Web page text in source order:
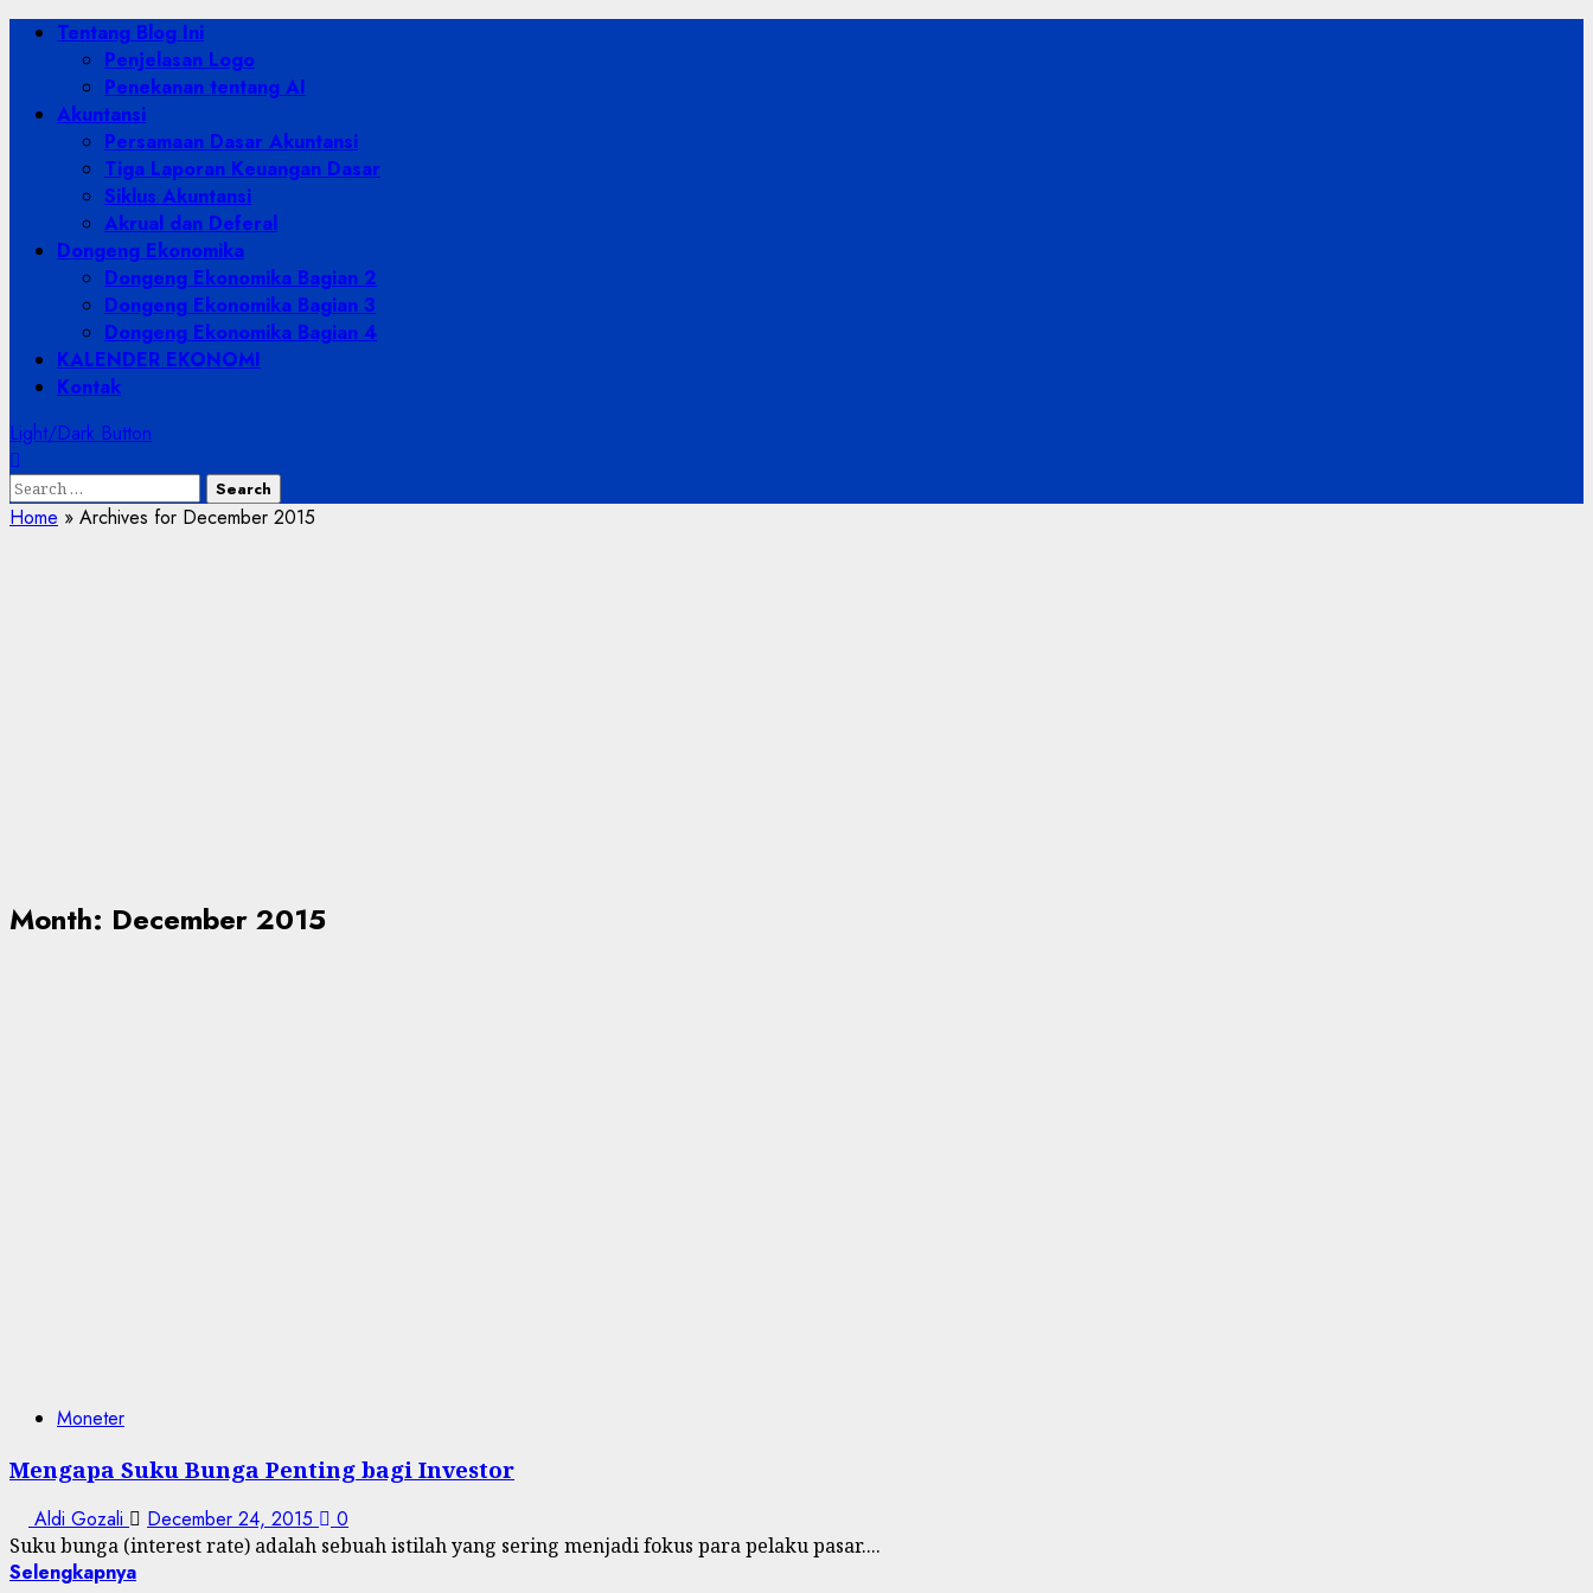
Skip
PrimaryTentang Blog Ini
Penjelasan Logo
Penekanan tentang AI
Akuntansi
Persamaan Dasar Akuntansi
Tiga Laporan Keuangan Dasar
Siklus Akuntansi
Akrual dan Deferal
Dongeng Ekonomika
Dongeng Ekonomika Bagian 2
Dongeng Ekonomika Bagian 3
Dongeng Ekonomika Bagian 4
KALENDER EKONOMI
Kontak
Light/Dark Button
Search
for:
Home » Archives for December 2015
Month: December 2015
Moneter
Mengapa Suku Bunga Penting bagi Investor
Aldi Gozali December 24, 2015 0
Suku bunga (interest rate) adalah sebuah istilah yang sering menjadi fokus para pelaku pasar....
Selengkapnya